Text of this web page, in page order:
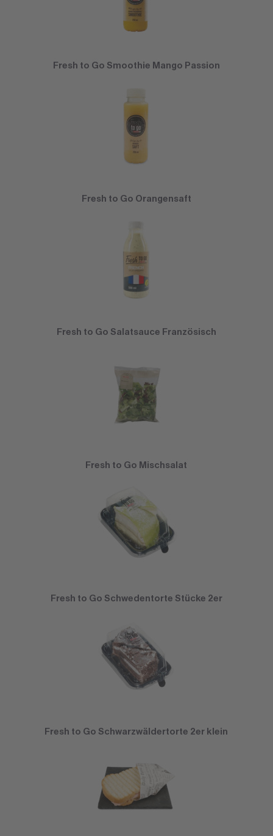
Fresh to Go Smoothie Mango Passion
Fresh to Go Orangensaft
Fresh to Go Salatsauce Französisch
Fresh to Go Mischsalat
Fresh to Go Schwedentorte Stücke 2er
Fresh to Go Schwarzwäldertorte 2er klein